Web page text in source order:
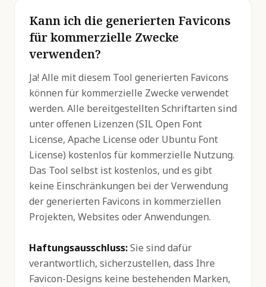
Kann ich die generierten Favicons
für kommerzielle Zwecke
verwenden?
Ja! Alle mit diesem Tool generierten Favicons
können für kommerzielle Zwecke verwendet
werden. Alle bereitgestellten Schriftarten sind
unter offenen Lizenzen (SIL Open Font
License, Apache License oder Ubuntu Font
License) kostenlos für kommerzielle Nutzung.
Das Tool selbst ist kostenlos, und es gibt
keine Einschränkungen bei der Verwendung
der generierten Favicons in kommerziellen
Projekten, Websites oder Anwendungen.
Haftungsausschluss:Sie sind dafür
verantwortlich, sicherzustellen, dass Ihre
Favicon-Designs keine bestehenden Marken,